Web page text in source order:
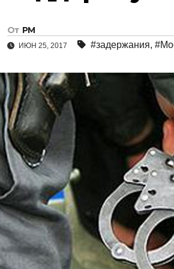
От РМ
ИЮН 25, 2017 #задержания,